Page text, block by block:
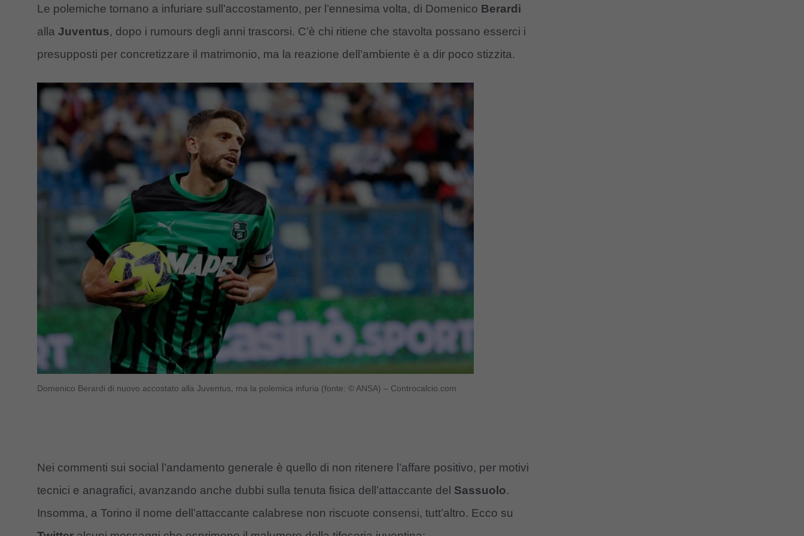
Le polemiche tornano a infuriare sull’accostamento, per l’ennesima volta, di Domenico Berardi
alla Juventus, dopo i rumours degli anni trascorsi. C’è chi ritiene che stavolta possano esserci i
presupposti per concretizzare il matrimonio, ma la reazione dell’ambiente è a dir poco stizzita.
Domenico Berardi di nuovo accostato alla Juventus, ma la polemica infuria (fonte: © ANSA) – Controcalcio.com
Nei commenti sui social l’andamento generale è quello di non ritenere l’affare positivo, per motivi
tecnici e anagrafici, avanzando anche dubbi sulla tenuta fisica dell’attaccante del Sassuolo.
Insomma, a Torino il nome dell’attaccante calabrese non riscuote consensi, tutt’altro. Ecco su